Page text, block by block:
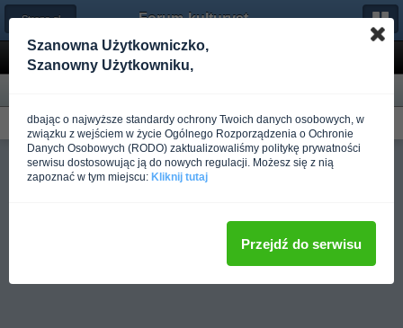
← Strona główna Forum-kulturystyka.pl
Nowa zawartość
Brak nowej zawartości
Pełna wersja
Szanowna Użytkowniczko,
Szanowny Użytkowniku,
dbając o najwyższe standardy ochrony Twoich danych osobowych, w
związku z wejściem w życie Ogólnego Rozporządzenia o Ochronie
Danych Osobowych (RODO) zaktualizowaliśmy politykę prywatności
serwisu dostosowując ją do nowych regulacji. Możesz się z nią
zapoznać w tym miejscu: Kliknij tutaj
Przejdź do serwisu